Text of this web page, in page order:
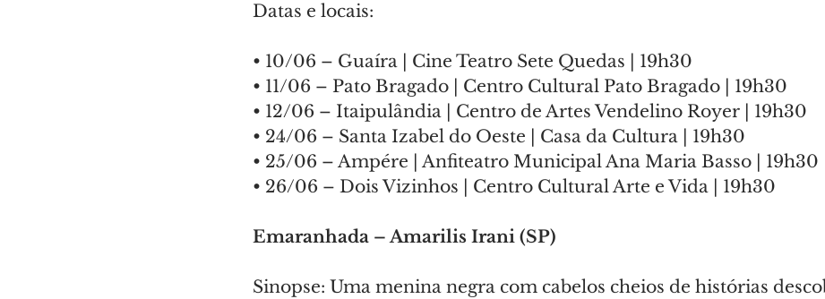
Datas e locais:
• 10/06 – Guaíra | Cine Teatro Sete Quedas | 19h30
• 11/06 – Pato Bragado | Centro Cultural Pato Bragado | 19h30
• 12/06 – Itaipulândia | Centro de Artes Vendelino Royer | 19h30
• 24/06 – Santa Izabel do Oeste | Casa da Cultura | 19h30
• 25/06 – Ampére | Anfiteatro Municipal Ana Maria Basso | 19h30
• 26/06 – Dois Vizinhos | Centro Cultural Arte e Vida | 19h30
Emaranhada – Amarilis Irani (SP)
Sinopse: Uma menina negra com cabelos cheios de histórias